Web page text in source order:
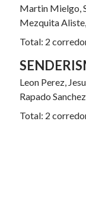
Martin Mielgo,
Mezquita
Total: 2
Leon Perez,
Rapado
Total: 2